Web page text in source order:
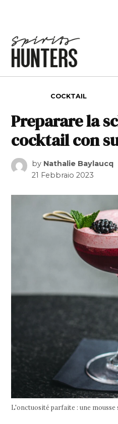
COCKTAIL
Preparare la
cocktail con
by Nathalie Baylaucq
21 Febbraio 2023
L'onctuosité parfaite : une